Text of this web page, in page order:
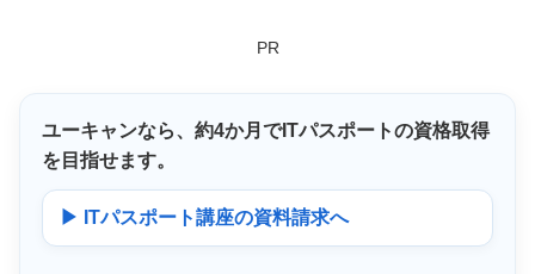
PR
ユーキャンなら、 約4か月 でITパスポートの資格取得
を目指せます。
▶ ITパスポート講座の資料請求へ